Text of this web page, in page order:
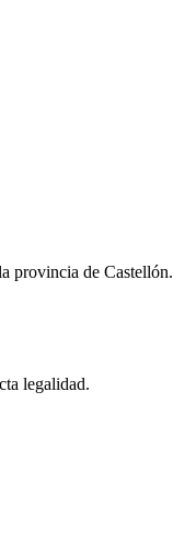
provincia de Castellón.
legalidad.